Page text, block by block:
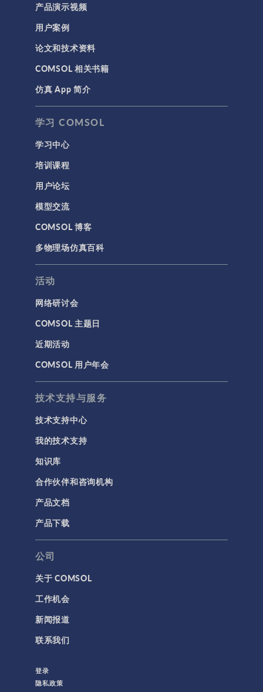
产品演示视频
用户案例
论文和技术资料
COMSOL 相关书籍
仿真 App 简介
学习 COMSOL
学习中心
培训课程
用户论坛
模型交流
COMSOL 博客
多物理场仿真百科
活动
网络研讨会
COMSOL 主题日
近期活动
COMSOL 用户年会
技术支持与服务
技术支持中心
我的技术支持
知识库
合作伙伴和咨询机构
产品文档
产品下载
公司
关于 COMSOL
工作机会
新闻报道
联系我们
登录
隐私政策